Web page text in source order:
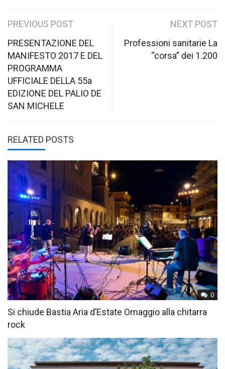
Post
navigation
PREVIOUS POST
PRESENTAZIONE DEL
MANIFESTO 2017 E DEL
PROGRAMMA
UFFICIALE DELLA 55a
EDIZIONE DEL PALIO DE
SAN MICHELE
NEXT POST
Professioni sanitarie La
“corsa” dei 1.200
RELATED POSTS
0
Si chiude Bastia Aria d’Estate Omaggio alla chitarra
rock